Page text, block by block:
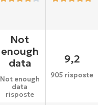
Not
enough
data
Not enough
data
risposte
9,2
905 risposte